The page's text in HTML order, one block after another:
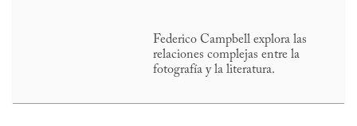
Federico Campbell explora las
relaciones complejas entre la
fotografía y la literatura.